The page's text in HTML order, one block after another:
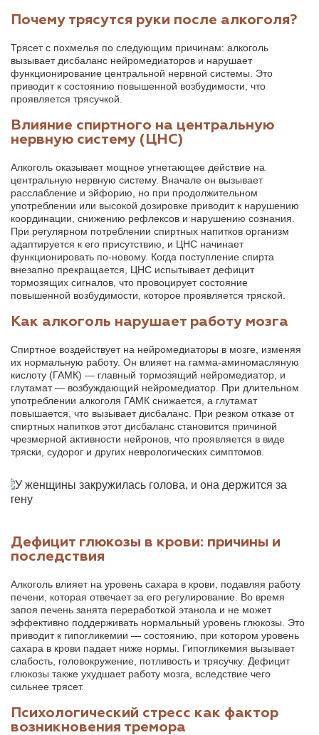
Почему трясутся руки после алкоголя?
Трясет с похмелья по следующим причинам: алкоголь
вызывает дисбаланс нейромедиаторов и нарушает
функционирование центральной нервной системы. Это
приводит к состоянию повышенной возбудимости, что
проявляется трясучкой.
Влияние спиртного на центральную
нервную систему (ЦНС)
Алкоголь оказывает мощное угнетающее действие на
центральную нервную систему. Вначале он вызывает
расслабление и эйфорию, но при продолжительном
употреблении или высокой дозировке приводит к нарушению
координации, снижению рефлексов и нарушению сознания.
При регулярном потреблении спиртных напитков организм
адаптируется к его присутствию, и ЦНС начинает
функционировать по-новому. Когда поступление спирта
внезапно прекращается, ЦНС испытывает дефицит
тормозящих сигналов, что провоцирует состояние
повышенной возбудимости, которое проявляется тряской.
Как алкоголь нарушает работу мозга
Спиртное воздействует на нейромедиаторы в мозге, изменяя
их нормальную работу. Он влияет на гамма-аминомасляную
кислоту (ГАМК) — главный тормозящий нейромедиатор, и
глутамат — возбуждающий нейромедиатор. При длительном
употреблении алкоголя ГАМК снижается, а глутамат
повышается, что вызывает дисбаланс. При резком отказе от
спиртных напитков этот дисбаланс становится причиной
чрезмерной активности нейронов, что проявляется в виде
тряски, судорог и других неврологических симптомов.
Дефицит глюкозы в крови: причины и
последствия
Алкоголь влияет на уровень сахара в крови, подавляя работу
печени, которая отвечает за его регулирование. Во время
запоя печень занята переработкой этанола и не может
эффективно поддерживать нормальный уровень глюкозы. Это
приводит к гипогликемии — состоянию, при котором уровень
сахара в крови падает ниже нормы. Гипогликемия вызывает
слабость, головокружение, потливость и трясучку. Дефицит
глюкозы также ухудшает работу мозга, вследствие чего
сильнее трясет.
Психологический стресс как фактор
возникновения тремора